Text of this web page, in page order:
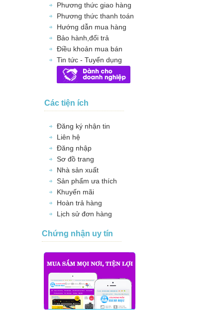
Phương thức giao hàng
Phương thức thanh toán
Hướng dẫn mua hàng
Bảo hành,đổi trả
Điều khoản mua bán
Tin tức - Tuyển dụng
Các tiện ích
Đăng ký nhận tin
Liên hệ
Đăng nhập
Sơ đồ trang
Nhà sản xuất
Sản phẩm ưa thích
Khuyến mãi
Hoàn trả hàng
Lịch sử đơn hàng
Chứng nhận uy tín